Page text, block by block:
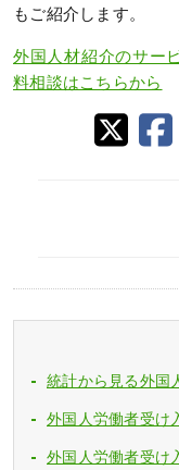
もご紹介します。
外国人材紹介のサー
料相談はこちらから
統計から見る外国
外国人労働者受け
外国人労働者受け